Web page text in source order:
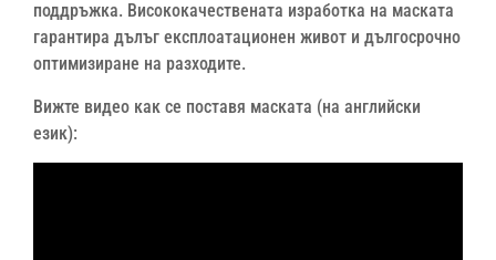
поддръжка. Висококачествената изработка на маската
гарантира дълъг експлоатационен живот и дългосрочно
оптимизиране на разходите.
Вижте видео как се поставя маската (на английски
език):